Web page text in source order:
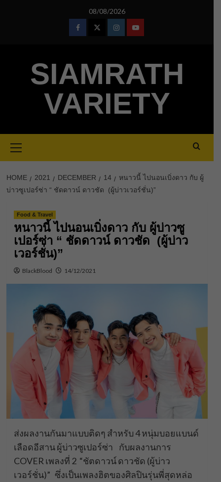
08/08/2026
FacebookTwitterInstagramYoutube
SIAMRATH
VARIETY
Menu
HOME 2021 DECEMBER 14
หนาวนี้ ไปนอนเบิ่งดาว กับ ผู้
บ่าวซูเปอร์ซ่า “ ชัดดาวน์ ดาวชัด (ผู้บ่าวเวอร์ชั่น)”
Food & Travel
หนาวนี้ ไปนอนเบิ่งดาว กับ ผู้บ่าวซู
เปอร์ซ่า “ ชัดดาวน์ ดาวชัด (ผู้บ่าว
เวอร์ชั่น)”
BlackBlood 14/12/2021
ส่งผลงานกันมาแบบติดๆ สำหรับ 4 หนุ่มบอยแบนด์
เลือดอีสาน ผู้บ่าวซูเปอร์ซ่า กับผลงานการ
COVER เพลงที่ 2 “ชัตดาวน์ ดาวชัด (ผู้บ่าว
เวอร์ชั่น)” ซึ่งเป็นเพลงฮิตของศิลปินรุ่นพี่สุดหล่อ